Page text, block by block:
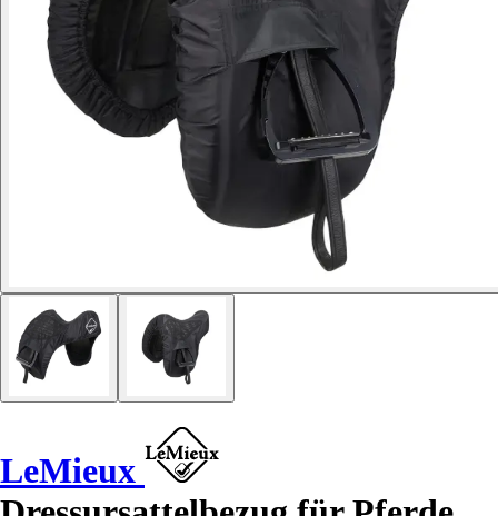
LeMieux